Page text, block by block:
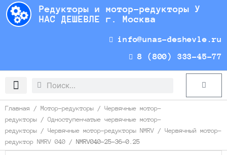
Перейти
содержимому
Редукторы и мотор-редукторы У
НАС ДЕШЕВЛЕ г. Москва
info@unas-deshevle.ru
8 (800) 333-45-77
Search
Search Cart
Главная / Мотор-редукторы / Червячные мотор-
редукторы / Одноступенчатые червячные мотор-
редукторы / Червячные мотор-редукторы NMRV / Червячный мотор-
редуктор NMRV 040 / NMRV040-25-36-0.25